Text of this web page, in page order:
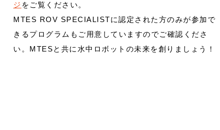
ジ をご覧ください。
MTES ROV SPECIALISTに認定された方のみが参加で
きるプログラムもご用意していますのでご確認くださ
い。MTESと共に水中ロボットの未来を創りましょう！